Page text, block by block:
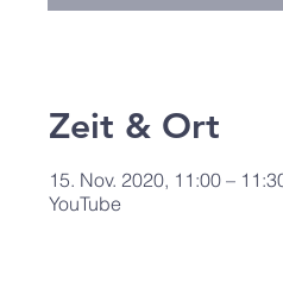
Zeit & Ort
15. Nov. 2020, 11:00 –
YouTube